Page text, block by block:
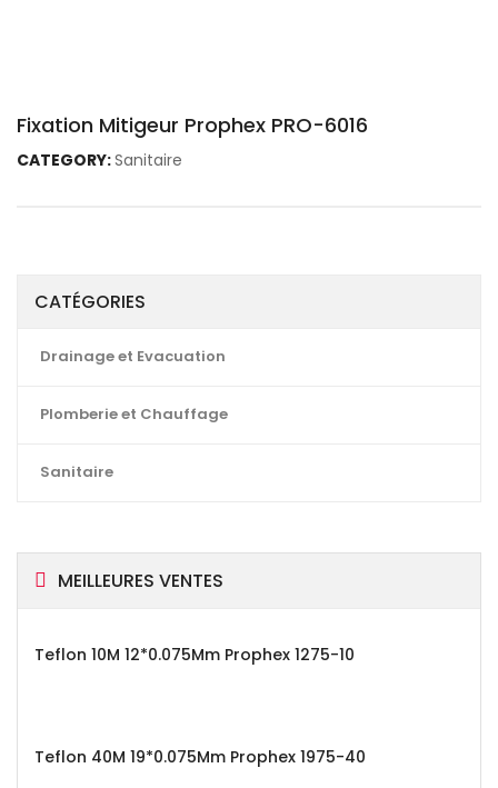
CATÉGORIES
Drainage et Evacuation
Plomberie et Chauffage
Sanitaire
MEILLEURES VENTES
Teflon 10M 12*0.075Mm Prophex 1275-10
Teflon 40M 19*0.075Mm Prophex 1975-40
Fixation Mitigeur Prophex PRO-6016
CATEGORY:Sanitaire